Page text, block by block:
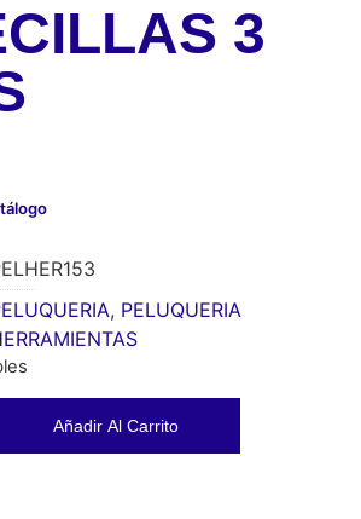
3
, PELUQUERIA
Añadir Al Carrito